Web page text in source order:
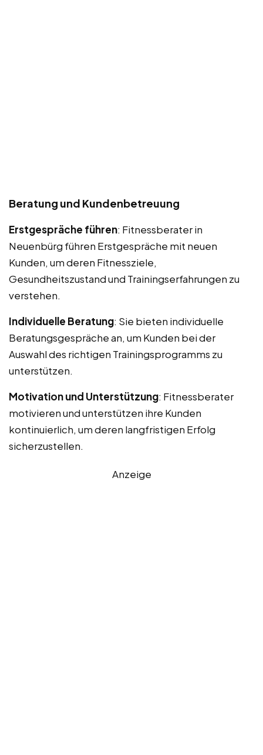
Beratung und Kundenbetreuung
Erstgespräche führen: Fitnessberater in
Neuenbürg führen Erstgespräche mit neuen
Kunden, um deren Fitnessziele,
Gesundheitszustand und Trainingserfahrungen zu
verstehen.
Individuelle Beratung: Sie bieten individuelle
Beratungsgespräche an, um Kunden bei der
Auswahl des richtigen Trainingsprogramms zu
unterstützen.
Motivation und Unterstützung: Fitnessberater
motivieren und unterstützen ihre Kunden
kontinuierlich, um deren langfristigen Erfolg
sicherzustellen.
Anzeige